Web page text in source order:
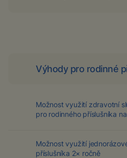
Výhody pro rodinné
Možnost využití zdravotní
pro rodinného příslušníka
Možnost využití
příslušníka 2× ročně